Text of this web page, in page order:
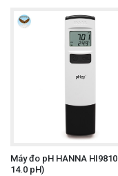
Máy đo pH HANNA
14.0 pH)